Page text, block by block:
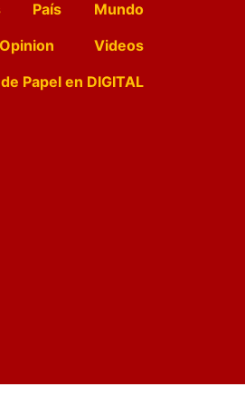
País
Mundo
Opinion
Videos
Papel en DIGITAL